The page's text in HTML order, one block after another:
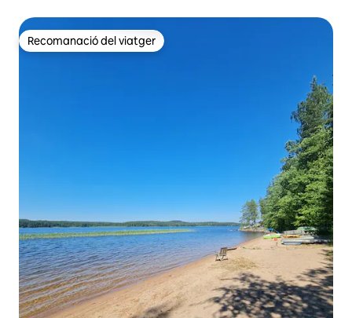
Recomanació del viatger
Recomanació del viatger